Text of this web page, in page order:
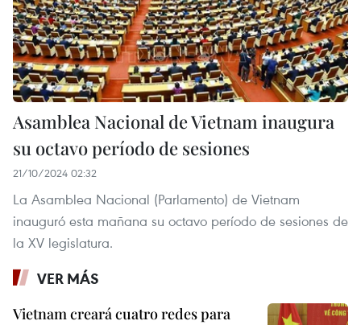
Asamblea Nacional de Vietnam inaugura
su octavo período de sesiones
21/10/2024 02:32
La Asamblea Nacional (Parlamento) de Vietnam
inauguró esta mañana su octavo período de sesiones de
la XV legislatura.
VER MÁS
Vietnam creará cuatro redes para